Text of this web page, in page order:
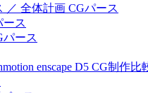
／ 全体計画 CGパース
ース
パース
enscape D5 CG制作比